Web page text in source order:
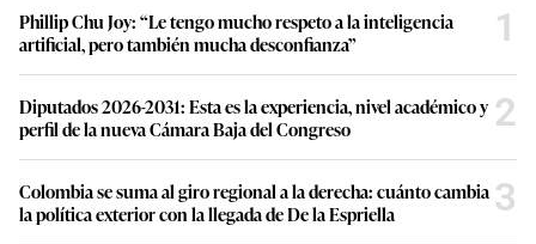
Phillip Chu Joy: “Le tengo mucho respeto a la inteligencia
artificial, pero también mucha desconfianza”
1
Diputados 2026-2031: Esta es la experiencia, nivel académico y
perfil de la nueva Cámara Baja del Congreso
2
Colombia se suma al giro regional a la derecha: cuánto cambia
la política exterior con la llegada de De la Espriella
3